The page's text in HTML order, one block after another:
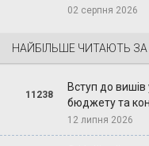
02 серпня 2026
НАЙБІЛЬШЕ ЧИТАЮТЬ ЗА
11238
Вступ до вишів
бюджету та
12 липня 2026